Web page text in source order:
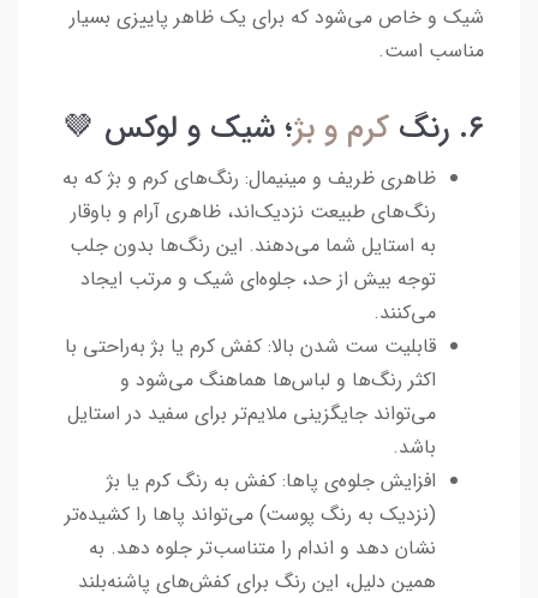
شیک و خاص می‌شود که برای یک ظاهر پاییزی بسیار
مناسب است.
۶. رنگ کرم و بژ؛ شیک و لوکس 🤎
ظاهری ظریف و مینیمال: رنگ‌های کرم و بژ که به
رنگ‌های طبیعت نزدیک‌اند، ظاهری آرام و باوقار
به استایل شما می‌دهند. این رنگ‌ها بدون جلب
توجه بیش از حد، جلوه‌ای شیک و مرتب ایجاد
می‌کنند.
قابلیت ست شدن بالا: کفش کرم یا بژ به‌راحتی با
اکثر رنگ‌ها و لباس‌ها هماهنگ می‌شود و
می‌تواند جایگزینی ملایم‌تر برای سفید در استایل
باشد.
افزایش جلوه‌ی پاها: کفش به رنگ کرم یا بژ
(نزدیک به رنگ پوست) می‌تواند پاها را کشیده‌تر
نشان دهد و اندام را متناسب‌تر جلوه دهد. به
همین دلیل، این رنگ برای کفش‌های پاشنه‌بلند